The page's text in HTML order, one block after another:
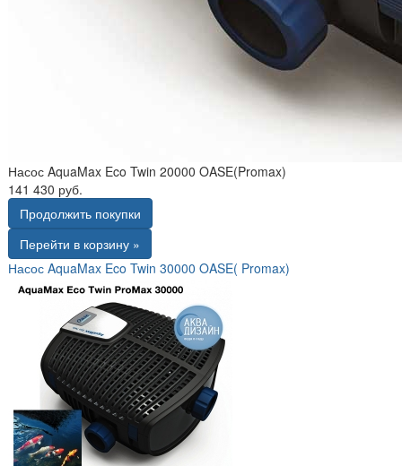
Насос AquaMax Eco Twin 20000 OASE(Promax)
141 430 руб.
Продолжить покупки
Перейти в корзину »
Насос AquaMax Eco Twin 30000 OASE( Promax)